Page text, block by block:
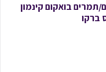
תמרים בואקום קינמון
ברקו